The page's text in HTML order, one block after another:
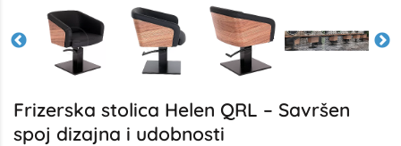
Frizerska stolica Helen QRL – Savršen
spoj dizajna i udobnosti